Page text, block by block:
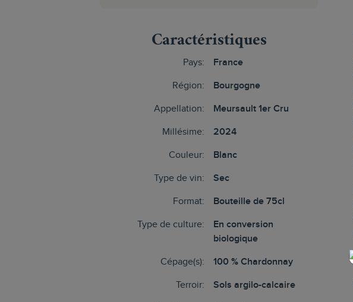
Caractéristiques
Pays: France
Région: Bourgogne
Appellation: Meursault 1er Cru
Millésime: 2024
Couleur: Blanc
Type de vin: Sec
Format: Bouteille de 75cl
Type de culture:
En conversion
biologique
Cépage(s): 100 % Chardonnay
Terroir: Sols argilo-calcaire